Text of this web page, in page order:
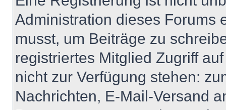
Administration dieses Forums
musst, um Beiträge zu
registriertes Mitglied Zugriff
nicht zur Verfügung stehen:
Nachrichten, E-Mail-Versand